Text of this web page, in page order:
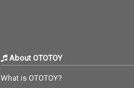
About OTOTOY
What is OTOTOY?